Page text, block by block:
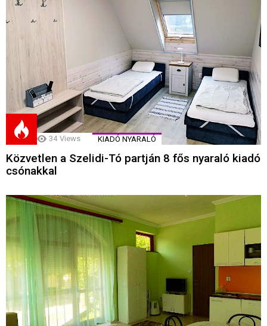
34 Views KIADÓ NYARALÓ
Közvetlen a Szelidi-Tó partján 8 fős nyaraló kiadó
csónakkal